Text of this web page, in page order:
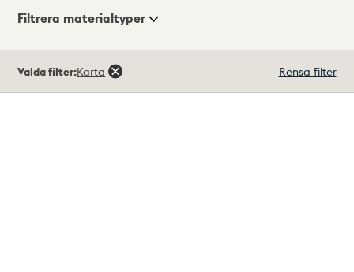
Visningsläge
Filtrera materialtyper
träffar
Valda filter:Karta Rensa filter